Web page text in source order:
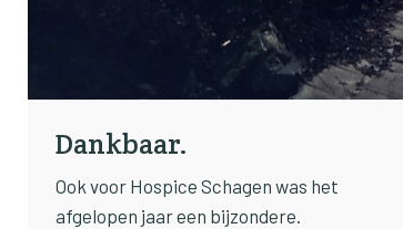
Dankbaar.
Ook voor Hospice Schagen was het
afgelopen jaar een bijzondere.